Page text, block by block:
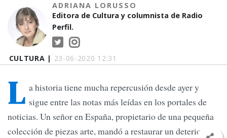
CULTURA | 23-06-2020 12:31
ADRIANA LORUSSO
Editora de Cultura y columnista de Radio
Perfil.
L a historia tiene mucha repercusión desde ayer y
sigue entre las notas más leídas en los portales de
noticias. Un señor en España, propietario de una pequeña
colección de piezas arte, mandó a restaurar un deteriorada